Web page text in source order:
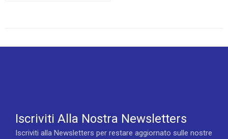
Iscriviti Alla Nostra Newsletters
Iscriviti alla Newsletters per restare aggiornato sulle nostre